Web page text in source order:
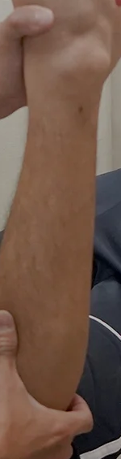
ウイ
行い、更に
とに、新
施してお